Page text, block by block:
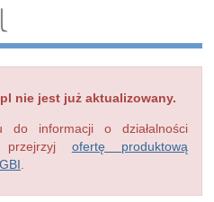
nie jest już aktualizowany.
do informacji o działalności
przejrzyj ofertę produktową